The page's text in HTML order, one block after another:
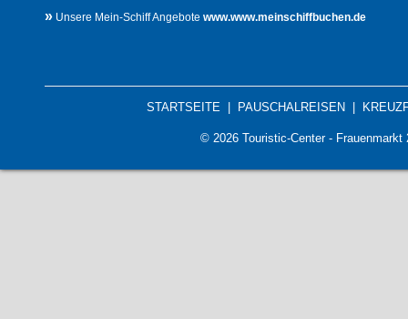
» Unsere Mein-Schiff Angebote www.www.meinschiffbuchen.de
STARTSEITE| PAUSCHALREISEN
© 2026 Touristic-Center -